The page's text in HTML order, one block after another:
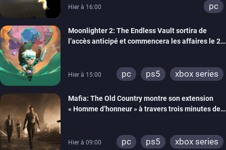
Hier à 16:00 pc
Moonlighter 2: The Endless Vault sortira de
l’accès anticipé et commencera les affaires le 2
Hier à 15:00 pc ps5 xbox series
Mafia: The Old Country montre son extension
« Homme d’honneur » à travers trois minutes de
Hier à 09:00 pc ps5 xbox series